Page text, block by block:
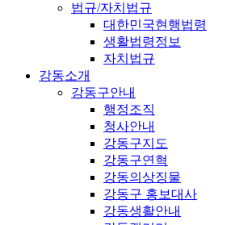
법규/자치법규
대한민국현행법령
생활법령정보
자치법규
강동소개
강동구안내
행정조직
청사안내
강동구지도
강동구연혁
강동의상징물
강동구 홍보대사
강동생활안내